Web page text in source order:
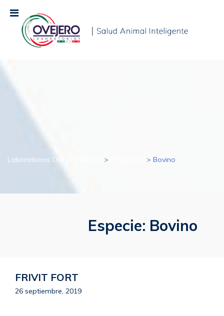
Laboratorios Ovejero México > > Bovino
Especie: Bovino
FRIVIT FORT
26 septiembre, 2019